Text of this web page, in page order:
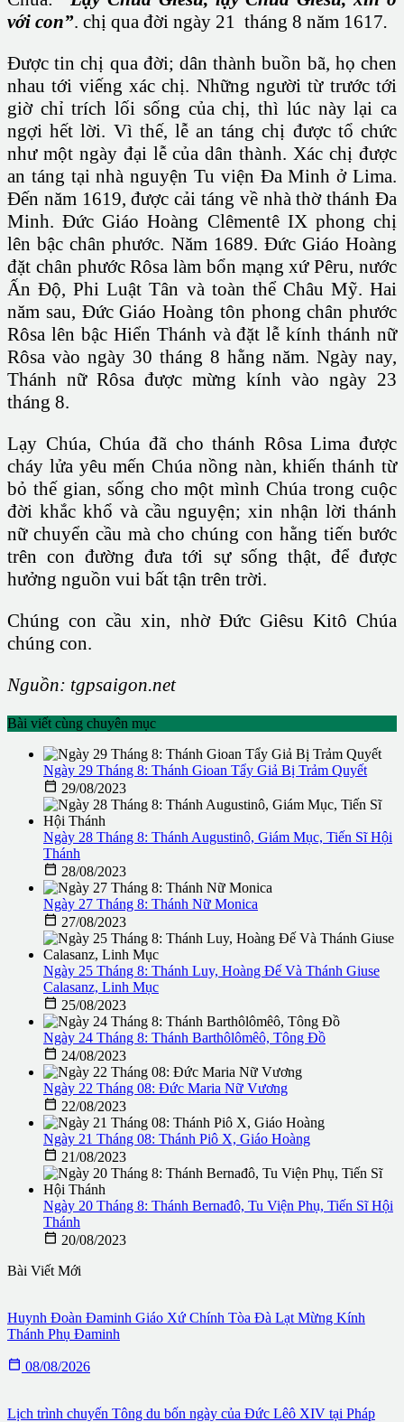
với con”. chị qua đời ngày 21 tháng 8 năm 1617.
Được tin chị qua đời; dân thành buồn bã, họ chen
nhau tới viếng xác chị. Những người từ trước tới
giờ chỉ trích lối sống của chị, thì lúc này lại ca
ngợi hết lời. Vì thế, lễ an táng chị được tổ chức
như một ngày đại lễ của dân thành. Xác chị được
an táng tại nhà nguyện Tu viện Đa Minh ở Lima.
Đến năm 1619, được cải táng về nhà thờ thánh Đa
Minh. Đức Giáo Hoàng Clêmentê IX phong chị
lên bậc chân phước. Năm 1689. Đức Giáo Hoàng
đặt chân phước Rôsa làm bổn mạng xứ Pêru, nước
Ấn Độ, Phi Luật Tân và toàn thể Châu Mỹ. Hai
năm sau, Đức Giáo Hoàng tôn phong chân phước
Rôsa lên bậc Hiển Thánh và đặt lễ kính thánh nữ
Rôsa vào ngày 30 tháng 8 hằng năm. Ngày nay,
Thánh nữ Rôsa được mừng kính vào ngày 23
tháng 8.
Lạy Chúa, Chúa đã cho thánh Rôsa Lima được
cháy lửa yêu mến Chúa nồng nàn, khiến thánh từ
bỏ thế gian, sống cho một mình Chúa trong cuộc
đời khắc khổ và cầu nguyện; xin nhận lời thánh
nữ chuyển cầu mà cho chúng con hằng tiến bước
trên con đường đưa tới sự sống thật, để được
hưởng nguồn vui bất tận trên trời.
Chúng con cầu xin, nhờ Đức Giêsu Kitô Chúa
chúng con.
Nguồn: tgpsaigon.net
Bài viết cùng chuyên mục
Ngày 29 Tháng 8: Thánh Gioan Tẩy Giả Bị Trảm Quyết
 29/08/2023
Ngày 28 Tháng 8: Thánh Augustinô, Giám Mục, Tiến Sĩ Hội
Thánh
 28/08/2023
Ngày 27 Tháng 8: Thánh Nữ Monica
 27/08/2023
Ngày 25 Tháng 8: Thánh Luy, Hoàng Đế Và Thánh Giuse
Calasanz, Linh Mục
 25/08/2023
Ngày 24 Tháng 8: Thánh Barthôlômêô, Tông Đồ
 24/08/2023
Ngày 22 Tháng 08: Đức Maria Nữ Vương
 22/08/2023
Ngày 21 Tháng 08: Thánh Piô X, Giáo Hoàng
 21/08/2023
Ngày 20 Tháng 8: Thánh Bernađô, Tu Viện Phụ, Tiến Sĩ Hội
Thánh
 20/08/2023
Bài Viết Mới
Huynh Đoàn Đaminh Giáo Xứ Chính Tòa Đà Lạt Mừng Kính
Thánh Phụ Đaminh
 08/08/2026
Lịch trình chuyến Tông du bốn ngày của Đức Lêô XIV tại Pháp